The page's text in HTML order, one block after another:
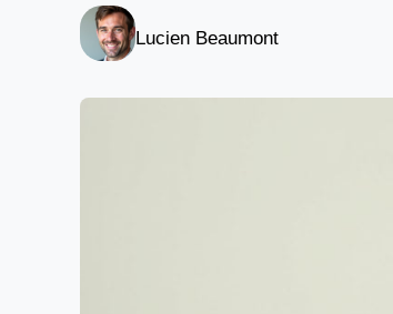
Lucien Beaumont